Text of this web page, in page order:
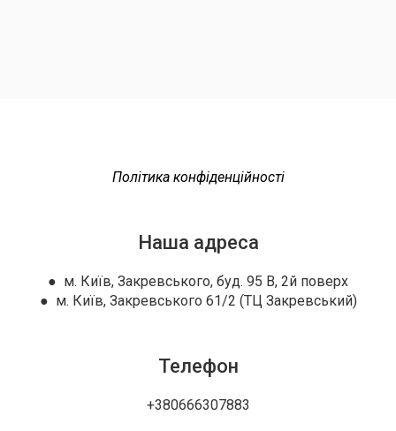
Політика конфіденційності
Наша адреса
● м. Київ, Закревського, буд. 95 В, 2й поверх
● м. Київ, Закревського 61/2 (ТЦ Закревський)
Телефон
+380666307883